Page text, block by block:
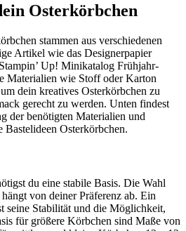
Osterkörbchen
stammen aus verschiedenen
Artikel wie das Designerpapier
Up! Minikatalog Frühjahr-
Materialien wie Stoff oder Karton
dein kreatives Osterkörbchen zu
gerecht zu werden. Unten findest
der benötigten Materialien und
Bastelideen Osterkörbchen.
du eine stabile Basis. Die Wahl
von deiner Präferenz ab. Ein
seine Stabilität und die Möglichkeit,
für größere Körbchen sind Maße von